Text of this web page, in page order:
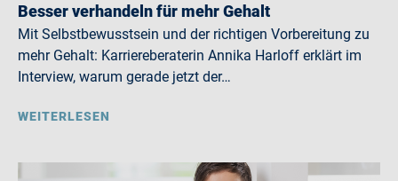
Besser verhandeln für mehr Gehalt
Mit Selbstbewusstsein und der richtigen Vorbereitung zu
mehr Gehalt: Karriereberaterin Annika Harloff erklärt im
Interview, warum gerade jetzt der…
WEITERLESEN